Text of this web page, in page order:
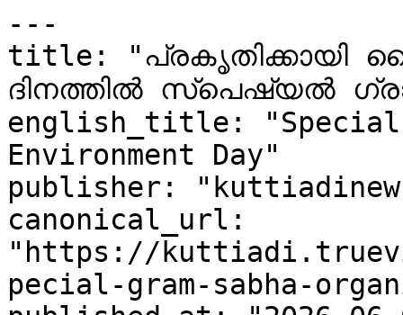
---
title: "പ്രകൃതിക്കായി
ദിനത്തിൽ സ്പെഷ്യൽ
english_title: "Special
Environment Day"
publisher:
canonical_url:
"https://
pecial-gram-sabha-